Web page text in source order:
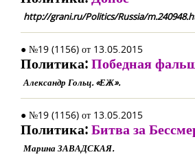
http://grani.ru/Politics/Russia/
● №19 (1156) от 13.05.2015
Политика:Победная
Александр Гольц. «ЕЖ».
● №19 (1156) от 13.05.2015
Политика:Битва за
Марина ЗАВАДСКАЯ.